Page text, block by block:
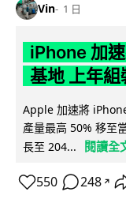
Vin 1 日
iPhone 加
基地 上年
Apple 加速將
產量最高 50% 移至
長至 204...
閱讀全
550 248 ↗